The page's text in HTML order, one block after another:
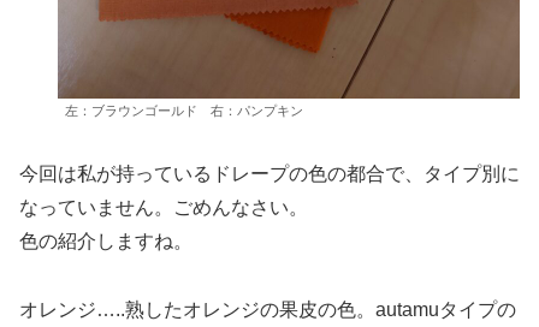
左：ブラウンゴールド 右：パンプキン
今回は私が持っているドレープの色の都合で、タイプ別に
なっていません。ごめんなさい。
色の紹介しますね。
オレンジ…..熟したオレンジの果皮の色。autamuタイプの